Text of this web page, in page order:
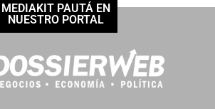
MEDIAKIT PAUTÁ EN
NUESTRO PORTAL